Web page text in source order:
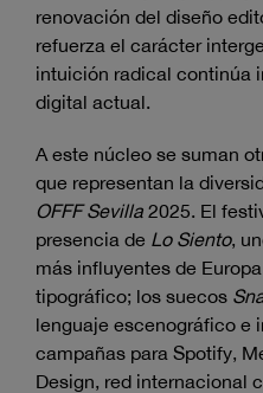
renovación del diseño
refuerza el carácter
intuición radical continúa
digital actual.
A este núcleo se suman
que representan la
OFFF Sevilla 2025. El
presencia de Lo Siento,
más influyentes de
tipográfico; los suecos
lenguaje escenográfico e
campañas para Spotify,
Design, red internacional